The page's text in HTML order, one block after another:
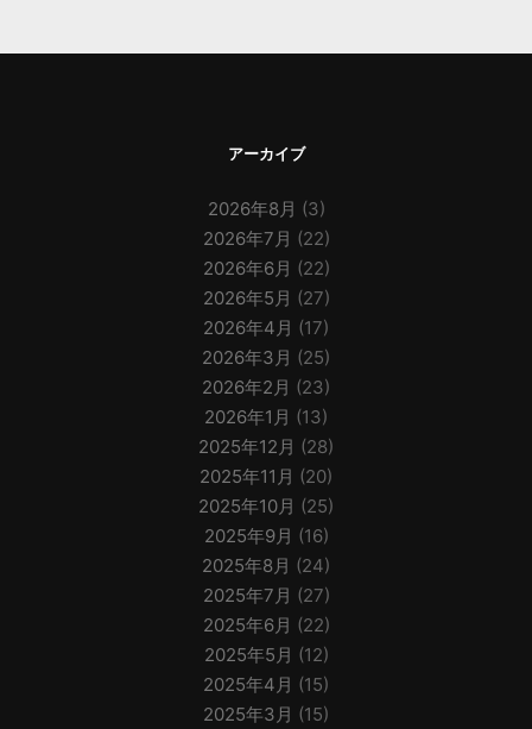
アーカイブ
2026年8月 (3)
2026年7月 (22)
2026年6月 (22)
2026年5月 (27)
2026年4月 (17)
2026年3月 (25)
2026年2月 (23)
2026年1月 (13)
2025年12月 (28)
2025年11月 (20)
2025年10月 (25)
2025年9月 (16)
2025年8月 (24)
2025年7月 (27)
2025年6月 (22)
2025年5月 (12)
2025年4月 (15)
2025年3月 (15)